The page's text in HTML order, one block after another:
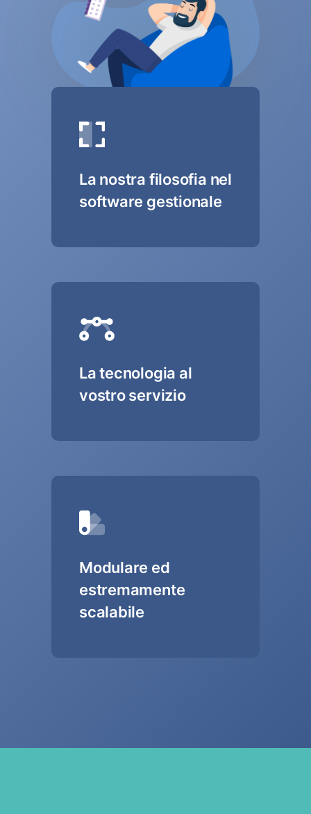
La nostra filosofia nel
software gestionale
La tecnologia al
vostro servizio
Modulare ed
estremamente
scalabile